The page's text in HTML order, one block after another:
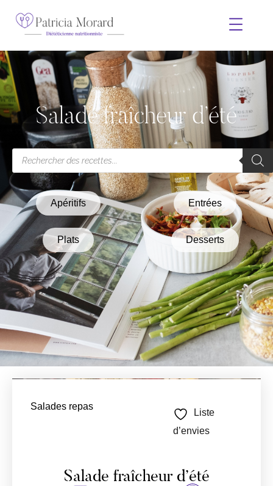
Salade fraîcheur d’été
Apéritifs Entrées
Plats Desserts
Salades repas
Liste
d’envies
Salade fraîcheur d’été